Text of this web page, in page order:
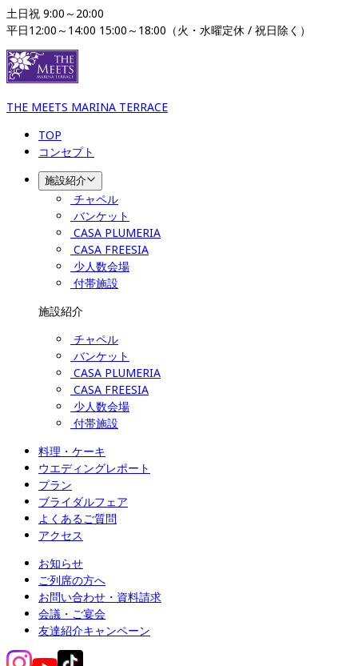
土日祝 9:00～20:00
平日12:00～14:00 15:00～18:00（火・水曜定休 / 祝日除く）
THE MEETS MARINA TERRACE
TOP
コンセプト
施設紹介
チャペル
バンケット
CASA PLUMERIA
CASA FREESIA
少人数会場
付帯施設
施設紹介
チャペル
バンケット
CASA PLUMERIA
CASA FREESIA
少人数会場
付帯施設
料理・ケーキ
ウエディングレポート
プラン
ブライダルフェア
よくあるご質問
アクセス
お知らせ
ご列席の方へ
お問い合わせ・資料請求
会議・ご宴会
友達紹介キャンペーン